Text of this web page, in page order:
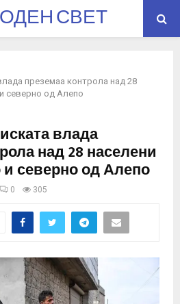
СВЕТ
преземаа контрола над 28
северно од Алепо
влада
над 28 населени
северно од Алепо
0 305